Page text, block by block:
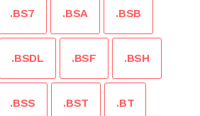
.BS7 .BSA .BSB
.BSDL .BSF .BSH
.BSS .BST .BT